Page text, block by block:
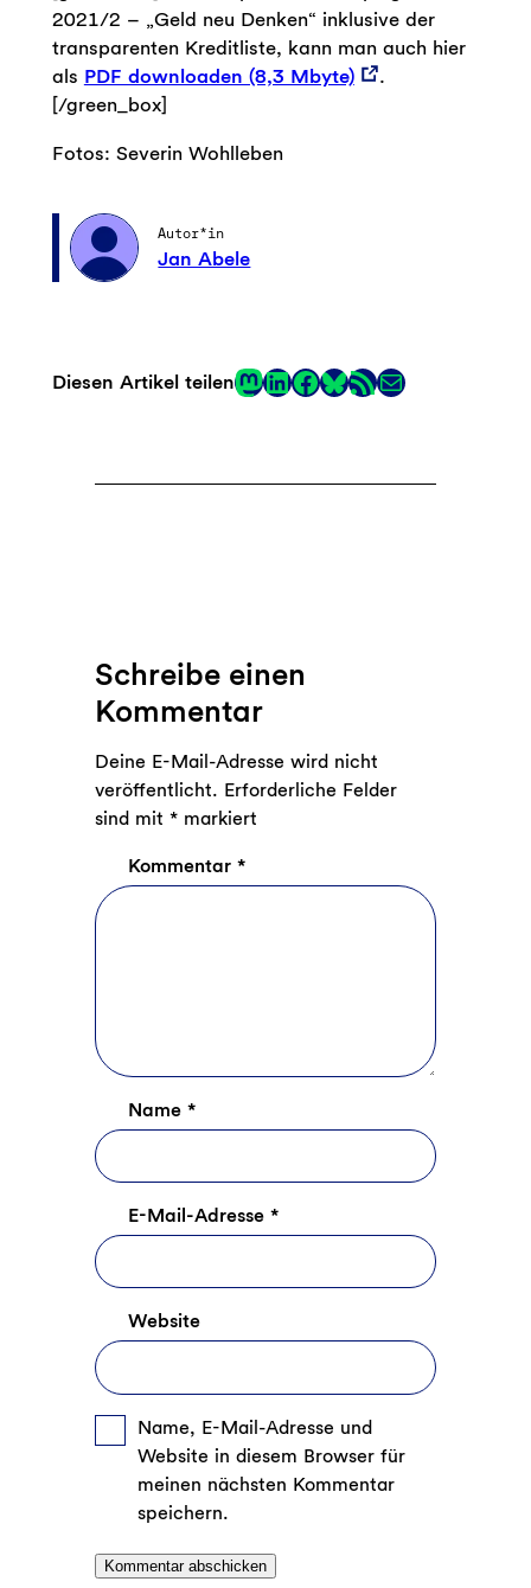
2021/2 – „Geld neu Denken“ inklusive der
transparenten Kreditliste, kann man auch hier
als PDF downloaden (8,3 Mbyte)
.
[/green_box]
Fotos: Severin Wohlleben
Autor*in
Jan Abele
Diesen Artikel teilenMastodon
LinkedIn
Facebook
LinkRSS-Feed
E-Mail
Schreibe einen
Kommentar
Deine E-Mail-Adresse wird nicht
veröffentlicht. Erforderliche Felder
sind mit *markiert
Kommentar *
Name *
E-Mail-Adresse *
Website
Name, E-Mail-Adresse und
Website in diesem Browser für
meinen nächsten Kommentar
speichern.